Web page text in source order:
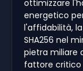
ottimizzare
energetico
l'affidabilità,
SHA256 nel
pietra miliare
fattore critico